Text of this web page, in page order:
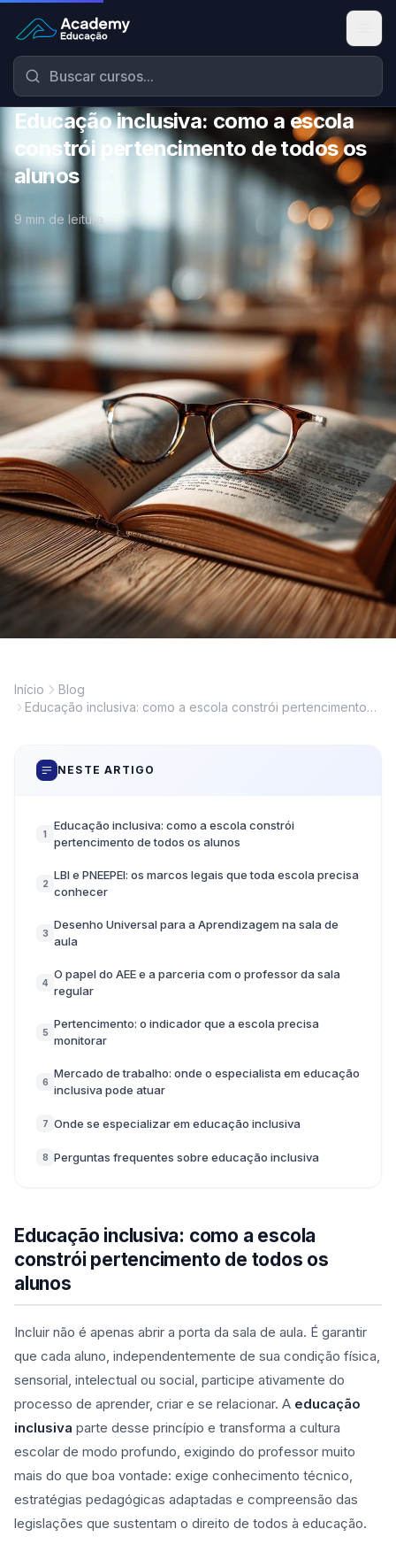
Academy Educação — Página Inicial
Educação inclusiva: como a escola
constrói pertencimento de todos os
alunos
9 min de leitura
Início
Blog
Educação inclusiva: como a escola constrói pertencimento
NESTE ARTIGO
1
Educação inclusiva: como a escola constrói
pertencimento de todos os alunos
2
LBI e PNEEPEI: os marcos legais que toda escola precisa
conhecer
3
Desenho Universal para a Aprendizagem na sala de
aula
4
O papel do AEE e a parceria com o professor da sala
regular
5
Pertencimento: o indicador que a escola precisa
monitorar
6
Mercado de trabalho: onde o especialista em educação
inclusiva pode atuar
7 Onde se especializar em educação inclusiva
8 Perguntas frequentes sobre educação inclusiva
Educação inclusiva: como a escola
constrói pertencimento de todos os
alunos
Incluir não é apenas abrir a porta da sala de aula. É garantir
que cada aluno, independentemente de sua condição física,
sensorial, intelectual ou social, participe ativamente do
processo de aprender, criar e se relacionar. A educação
inclusiva parte desse princípio e transforma a cultura
escolar de modo profundo, exigindo do professor muito
mais do que boa vontade: exige conhecimento técnico,
estratégias pedagógicas adaptadas e compreensão das
legislações que sustentam o direito de todos à educação.